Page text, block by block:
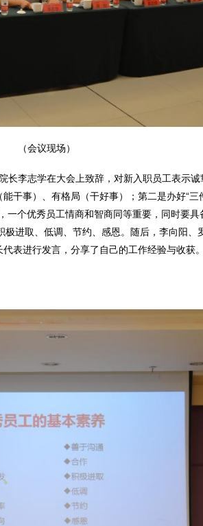
（会议现场）
长李志学在大会上致辞，对新入职员工表示
干事）、有格局（干好事）；第二是办好“
个优秀员工情商和智商同等重要，同时要具
进取、低调、节约、感恩。随后，李向阳
表进行发言，分享了自己的工作经验与收获。